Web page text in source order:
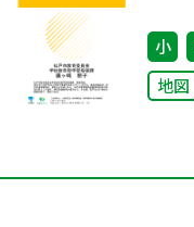
小
地図